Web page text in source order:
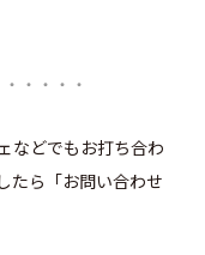
・・・・
などでもお打ち合わ
たら「お問い合わせ